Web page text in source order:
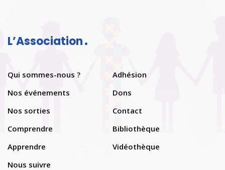
L’Association
Qui sommes-nous ?
Nos événements
Nos sorties
Comprendre
Apprendre
Nous suivre
Adhésion
Dons
Contact
Bibliothèque
Vidéothèque